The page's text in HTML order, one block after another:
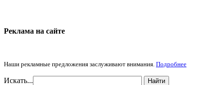
Реклама на cайте
Наши рекламные предложения заслуживают внимания. Подробнее
Искать... Найти